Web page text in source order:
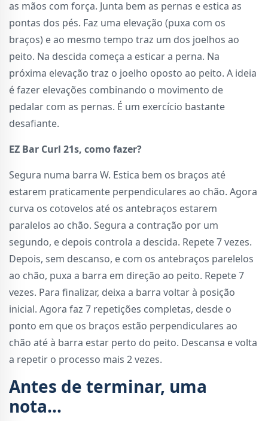
as mãos com força. Junta bem as pernas e estica as
pontas dos pés. Faz uma elevação (puxa com os
braços) e ao mesmo tempo traz um dos joelhos ao
peito. Na descida começa a esticar a perna. Na
próxima elevação traz o joelho oposto ao peito. A ideia
é fazer elevações combinando o movimento de
pedalar com as pernas. É um exercício bastante
desafiante.
EZ Bar Curl 21s, como fazer?
Segura numa barra W. Estica bem os braços até
estarem praticamente perpendiculares ao chão. Agora
curva os cotovelos até os antebraços estarem
paralelos ao chão. Segura a contração por um
segundo, e depois controla a descida. Repete 7 vezes.
Depois, sem descanso, e com os antebraços parelelos
ao chão, puxa a barra em direção ao peito. Repete 7
vezes. Para finalizar, deixa a barra voltar à posição
inicial. Agora faz 7 repetições completas, desde o
ponto em que os braços estão perpendiculares ao
chão até à barra estar perto do peito. Descansa e volta
a repetir o processo mais 2 vezes.
Antes de terminar, uma
nota...